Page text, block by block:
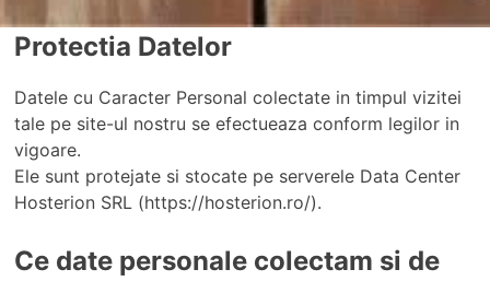
Protectia Datelor
Datele cu Caracter Personal colectate in timpul vizitei
tale pe site-ul nostru se efectueaza conform legilor in
vigoare.
Ele sunt protejate si stocate pe serverele Data Center
Hosterion SRL (https://hosterion.ro/).
Ce date personale colectam si de